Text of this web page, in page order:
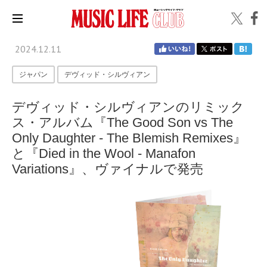
2024.12.11
ジャパン デヴィッド・シルヴィアン
デヴィッド・シルヴィアンのリミック
ス・アルバム『The Good Son vs The
Only Daughter - The Blemish Remixes』
と『Died in the Wool - Manafon
Variations』、ヴァイナルで発売